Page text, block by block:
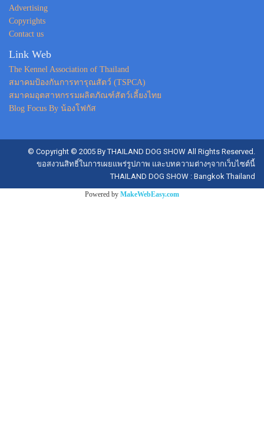
Advertising
Copyrights
Contact us
Link Web
The Kennel Association of Thailand
สมาคมป้องกันการทารุณสัตว์ (TSPCA)
สมาคมอุตสาหกรรมผลิตภัณฑ์สัตว์เลี้ยงไทย
Blog Focus By น้องโฟกัส
© Copyright © 2005 By THAILAND DOG SHOW All Rights Reserved.
ขอสงวนสิทธิ์ในการเผยแพร่รูปภาพ และบทความต่างๆจากเว็บไซต์นี้
THAILAND DOG SHOW : Bangkok Thailand
Powered by MakeWebEasy.com